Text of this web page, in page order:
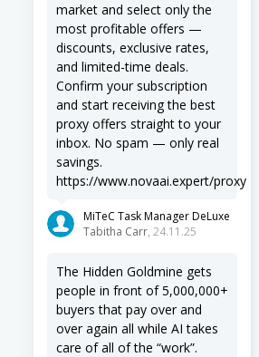
market and select only the
most profitable offers —
discounts, exclusive rates,
and limited-time deals.
Confirm your subscription
and start receiving the best
proxy offers straight to your
inbox. No spam — only real
savings.
https://www.novaai.expert/proxy
MiTeC Task Manager DeLuxe
Tabitha Carr, 24.11.25
The Hidden Goldmine gets
people in front of 5,000,000+
buyers that pay over and
over again all while AI takes
care of all of the “work”.